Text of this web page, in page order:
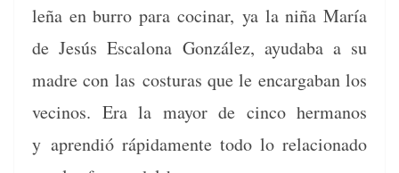
leña en bur­ro para coci­nar,ya la niña María
de Jesús Escalona González, ayud­a­ba a su
madre con las cos­turas que le encar­ga­ban los
veci­nos. Era la may­or de cin­co her­manos
y aprendió ráp­i­da­mente todo lo rela­ciona­do